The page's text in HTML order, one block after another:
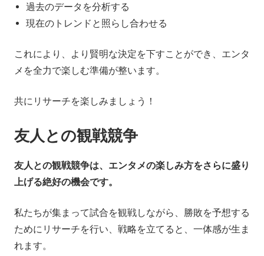
過去のデータを分析する
現在のトレンドと照らし合わせる
これにより、より賢明な決定を下すことができ、エンタ
メを全力で楽しむ準備が整います。
共にリサーチを楽しみましょう！
友人との観戦競争
友人との観戦競争は、エンタメの楽しみ方をさらに盛り
上げる絶好の機会です。
私たちが集まって試合を観戦しながら、勝敗を予想する
ためにリサーチを行い、戦略を立てると、一体感が生ま
れます。